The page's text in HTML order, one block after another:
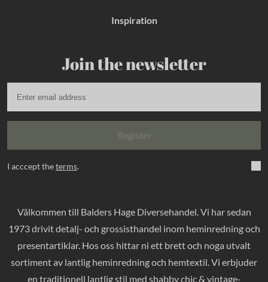
Inspiration
Join the newsletter
Register
I acccept theterms.
Välkommen till Balders Hage Diversehandel. Vi har sedan
1973 drivit detalj- och grossisthandel inom heminredning och
presentartiklar. Hos oss hittar ni ett brett och noga utvalt
sortiment av lantlig heminredning och hemtextil. Vi erbjuder
en traditionell lantlig stil med shabby chic & vintage-